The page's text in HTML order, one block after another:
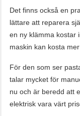
Det finns också en
lättare att reparera
en ny klämma kostar
maskin kan kosta
För den som ser
talar mycket för
nu och är beredd att
elektrisk vara värt